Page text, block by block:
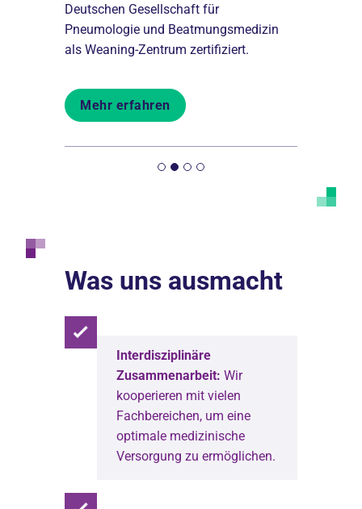
Deutschen Gesellschaft für
Pneumologie und Beatmungsmedizin
als Weaning-Zentrum zertifiziert.
Mehr erfahren
Was uns ausmacht
Interdisziplinäre
Zusammenarbeit: Wir
kooperieren mit vielen
Fachbereichen, um eine
optimale medizinische
Versorgung zu ermöglichen.